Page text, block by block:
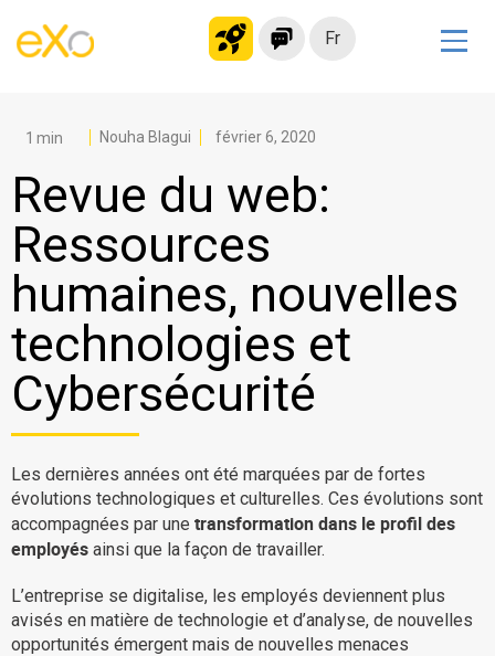
Fr
Intranet moderne
Plateforme collaborative
Réseau social
Hub de connaissances
Portail d’applications
Alternative à
Microsoft 365
Migrer vers eXo Platform
Produit
La Plateforme
Pourquoi eXo
Internationalisation
Mobile
Nouha Blagui février 6, 2020
Revue du web:
Ressources
humaines, nouvelles
technologies et
Cybersécurité
Les dernières années ont été marquées par de fortes
évolutions technologiques et culturelles. Ces évolutions sont
accompagnées par une transformation dans le profil des
employés ainsi que la façon de travailler.
L’entreprise se digitalise, les employés deviennent plus
avisés en matière de technologie et d’analyse, de nouvelles
opportunités émergent mais de nouvelles menaces